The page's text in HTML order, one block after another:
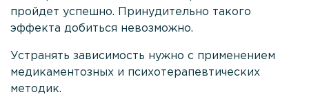
182
77 33
Выездная
наркология
24/7
пройдет успешно. Принудительно такого
эффекта добиться невозможно.
Устранять зависимость нужно с применением
медикаментозных и психотерапевтических
методик.